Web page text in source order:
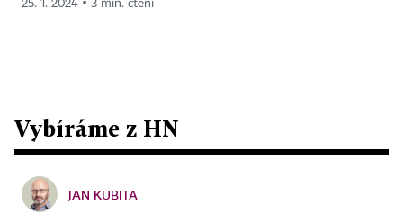
25. 1. 2024 ▪ 3 min. čtení
Vybíráme z HN
JAN KUBITA